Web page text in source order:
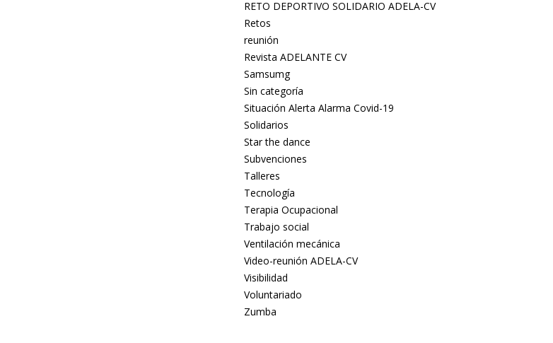
RETO DEPORTIVO SOLIDARIO ADELA-CV
Retos
reunión
Revista ADELANTE CV
Samsumg
Sin categoría
Situación Alerta Alarma Covid-19
Solidarios
Star the dance
Subvenciones
Talleres
Tecnología
Terapia Ocupacional
Trabajo social
Ventilación mecánica
Video-reunión ADELA-CV
Visibilidad
Voluntariado
Zumba